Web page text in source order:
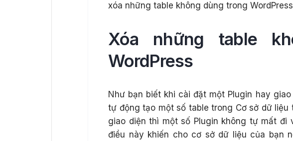
xóa những table không dùng trong
Xóa những table
WordPress
Như bạn biết khi cài đặt một Plugin hay
tự động tạo một số table trong Cơ sở dữ liệu
giao diện thì một số Plugin không tự mất
điều này khiến cho cơ sở dữ liệu của bạn